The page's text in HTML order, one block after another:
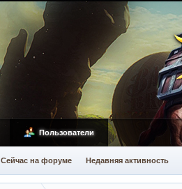
Пользователи
Сейчас на форуме Недавняя активность